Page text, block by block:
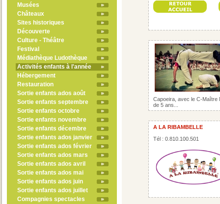
Musées
Châteaux
Sites historiques
Découverte
Culture - Théâtre
Festival
Médiathèque Ludothèque
Activités enfants à l'année
Hébergement
Restauration
Sortie enfants ados août
Sortie enfants septembre
Sortie enfants octobre
Sortie enfants novembre
Sortie enfants décembre
Sortie enfants ados janvier
Sortie enfants ados février
Sortie enfants ados mars
Sortie enfants ados avril
Sortie enfants ados mai
Sortie enfants ados juin
Sortie enfants ados juillet
Compagnies spectacles
Capoeira, avec le C-Maître
de 5 ans...
A LA RIBAMBELLE
Tél : 0.810.100.501